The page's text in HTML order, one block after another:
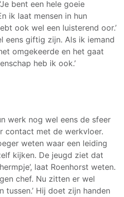
bent een hele goeie
ik laat mensen in hun
ook wel een luisterend oor.’
eens giftig zijn. Als ik iemand
omgekeerde en het gaat
heb ik ook.’
werk nog wel eens de sfeer
contact met de werkvloer.
weten waar een leiding
kijken. De jeugd ziet dat
laat Roenhorst weten.
chef. Nu zitten er wel
tussen.’ Hij doet zijn handen